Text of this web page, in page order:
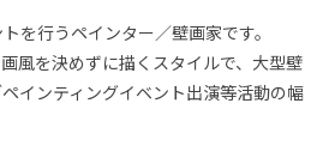
を行うペインター／壁画家です。
風を決めずに描くスタイルで、大型壁
インティングイベント出演等活動の幅